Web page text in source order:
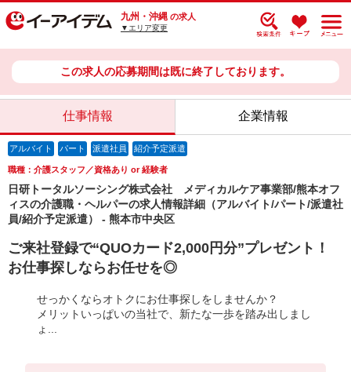
九州・沖縄 の求人
▼エリア変更
この求人の応募期間は既に終了しております。
仕事情報 企業情報
アルバイト パート 派遣社員 紹介予定派遣
職種：介護スタッフ／資格あり or 経験者
日研トータルソーシング株式会社 メディカルケア事業部/熊本オフ
ィスの介護職・ヘルパーの求人情報詳細（アルバイト/パート/派遣社
員/紹介予定派遣） - 熊本市中央区
ご来社登録で“QUOカード2,000円分”プレゼント！
お仕事探しならお任せを◎
せっかくならオトクにお仕事探しをしませんか？
メリットいっぱいの当社で、新たな一歩を踏み出しまし
ょ...